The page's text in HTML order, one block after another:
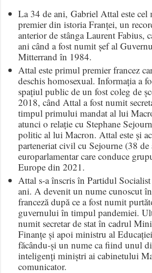
La 34 de ani, Gabriel Attal este cel
premier din istoria Franței, un
anterior de stânga Laurent Fabius,
ani când a fost numit șef al
Mitterrand în 1984.
Attal este primul premier francez
deschis homosexual. Informația a
spațiul public de un fost coleg de
2018, când Attal a fost numit
timpul primului mandat al lui
atunci o relație cu Stephane
politic al lui Macron. Attal este și
parteneriat civil cu Sejourne (38 de
europarlamentar care conduce
Europe din 2021.
Attal s-a înscris în Partidul Socialist
ani. A devenit un nume cunoscut
franceză după ce a fost numit
guvernului în timpul pandemiei.
numit secretar de stat în cadrul
Finanțe și apoi ministru al
făcându-și un nume ca fiind unul
inteligenți miniștri ai cabinetului
comunicator.